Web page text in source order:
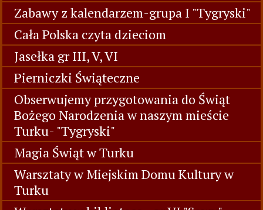
Zabawy z kalendarzem-grupa I "Tygryski"
Cała Polska czyta dzieciom
Jasełka gr III, V, VI
Pierniczki Świąteczne
Obserwujemy przygotowania do Świąt
Bożego Narodzenia w naszym mieście
Turku- "Tygryski"
Magia Świąt w Turku
Warsztaty w Miejskim Domu Kultury w
Turku